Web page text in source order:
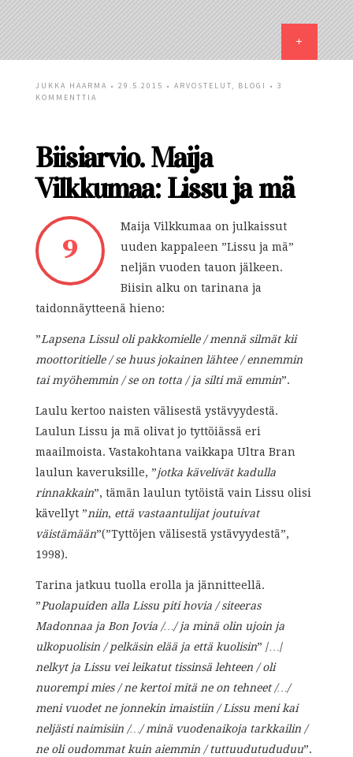
JUKKA HAARMA • 29.5.2015 • ARVOSTELUT, BLOGI • 3
KOMMENTTIA
Biisiarvio. Maija
Vilkkumaa: Lissu ja mä
9
Maija Vilkkumaa on julkaissut
uuden kappaleen ”Lissu ja mä”
neljän vuoden tauon jälkeen.
Biisin alku on tarinana ja
taidonnäytteenä hieno:
”Lapsena Lissul oli pakkomielle / mennä silmät kii
moottoritielle / se huus jokainen lähtee / ennemmin
tai myöhemmin / se on totta / ja silti mä emmin”.
Laulu kertoo naisten välisestä ystävyydestä.
Laulun Lissu ja mä olivat jo tyttöiässä eri
maailmoista. Vastakohtana vaikkapa Ultra Bran
laulun kaveruksille, ”jotka kävelivät kadulla
rinnakkain”, tämän laulun tytöistä vain Lissu olisi
kävellyt ”niin, että vastaantulijat joutuivat
väistämään”(”Tyttöjen välisestä ystävyydestä”,
1998).
Tarina jatkuu tuolla erolla ja jännitteellä.
”Puolapuiden alla Lissu piti hovia / siteeras
Madonnaa ja Bon Jovia /…/ ja minä olin ujoin ja
ulkopuolisin / pelkäsin elää ja että kuolisin” /…/
nelkyt ja Lissu vei leikatut tissinsä lehteen / oli
nuorempi mies / ne kertoi mitä ne on tehneet /…/
meni vuodet ne jonnekin imaistiin / Lissu meni kai
neljästi naimisiin /…/ minä vuodenaikoja tarkkailin /
ne oli oudommat kuin aiemmin / tuttuudutududuu”.